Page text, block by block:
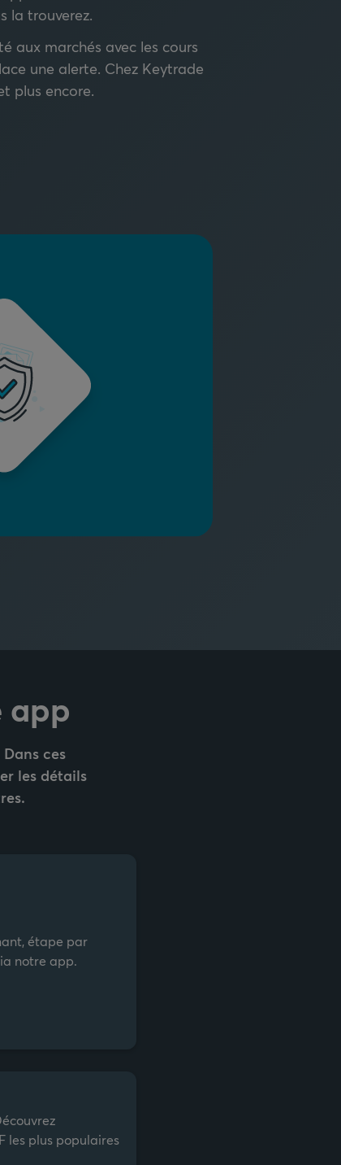
la trouverez.
aux marchés avec les cours
une alerte. Chez Keytrade
plus encore.
app
ces
les détails
étape par
notre app.
les plus populaires